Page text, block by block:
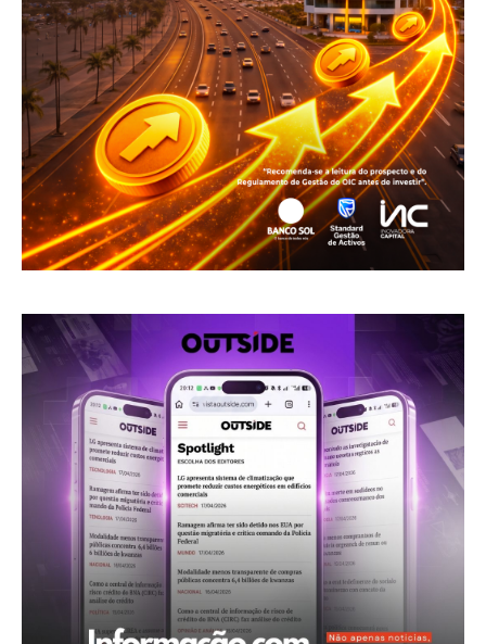
Revista Outside
- Seja Leitor Gold Plus -
ASSINAR
A Empresa
Sobre nós
Diretrizes Editoriais
Política de Privacidade